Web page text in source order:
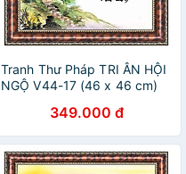
Tranh Thư Pháp TRI ÂN HỘI
NGỘ V44-17 (46 x 46 cm)
349.000 đ